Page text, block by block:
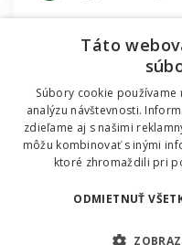
© 2011 - 2026 TT
pomáhame šetriť
Zaujíma vás
Dodávali sme okná do
Táto
Súbory cookie
analýzu návštevnosti.
zdieľame aj s našimi
môžu kombinovať s inými
ktoré zhromaždili pri
ODMIETNUŤ